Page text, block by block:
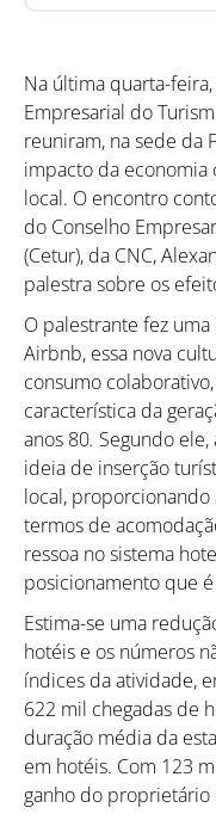
Na última quarta-
Empresarial do
reuniram, na sede da
impacto da
local. O encontro
do Conselho
(Cetur), da CNC,
palestra sobre os
O palestrante fez
Airbnb, essa nova
consumo
característica da
anos 80. Segundo
ideia de inserção
local, proporcionando
termos de
ressoa no sistema
posicionamento que
Estima-se uma
hotéis e os números
índices da atividade,
622 mil chegadas de
duração média da
em hotéis. Com 123
ganho do proprietário